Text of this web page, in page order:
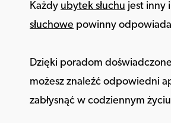
Każdy ubytek słuchu jest inny
słuchowe powinny
Dzięki poradom
możesz znaleźć odpowiedni
zabłysnąć w codziennym